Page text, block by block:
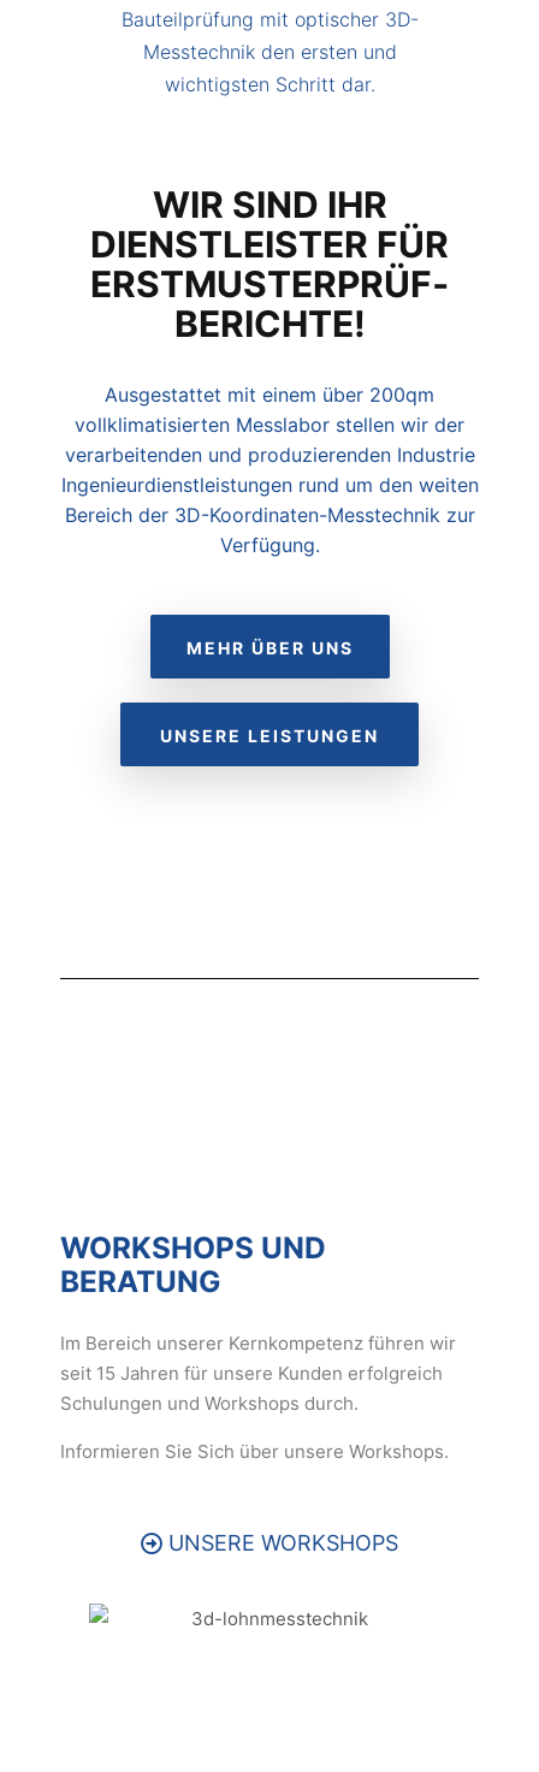
Bauteilprüfung mit optischer 3D-
Messtechnik den ersten und
wichtigsten Schritt dar.
WIR SIND IHR
DIENSTLEISTER FÜR
ERSTMUSTERPRÜF­
BERICHTE!
Ausgestattet mit einem über 200qm
vollklimatisierten Messlabor stellen wir der
verarbeitenden und produzierenden Industrie
Ingenieurdienstleistungen rund um den weiten
Bereich der 3D-Koordinaten-Messtechnik zur
Verfügung.
MEHR ÜBER UNS
UNSERE LEISTUNGEN
WORKSHOPS UND
BERATUNG
Im Bereich unserer Kernkompetenz führen wir
seit 15 Jahren für unsere Kunden erfolgreich
Schulungen und Workshops durch.
Informieren Sie Sich über unsere Workshops.
UNSERE WORKSHOPS